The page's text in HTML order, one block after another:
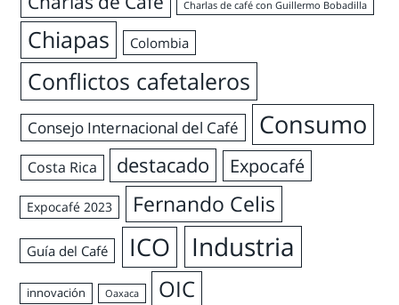
Charlas de café con Guillermo Bobadilla
Chiapas Colombia
Conflictos cafetaleros
Consejo Internacional del Café Consumo
Costa Rica destacado Expocafé
Expocafé 2023 Fernando Celis
Guía del Café ICO Industria
innovación Oaxaca
OIC